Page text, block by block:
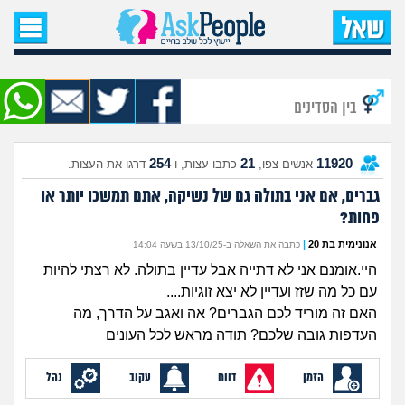
עמוד הבית
שאל שאלה
שאלות חדשות
שאלות שעוררו עניין
מה קורה כאן?
מתחם הטיפים
מדורים
בין הסדינים
11920 אנשים צפו, 21 כתבו עצות, ו-254 דרגו את העצות.
גברים, אם אני בתולה גם של נשיקה, אתם תמשכו יותר או
פחות?
אנונימית בת 20 | כתבה את השאלה ב-13/10/25 בשעה 14:04
היי.אומנם אני לא דתייה אבל עדיין בתולה. לא רצתי להיות
עם כל מה שזז ועדיין לא יצא זוגיות....
האם זה מוריד לכם הגברים? אה ואגב על הדרך, מה
העדפות גובה שלכם? תודה מראש לכל העונים
הזמן דווח עקוב נהל